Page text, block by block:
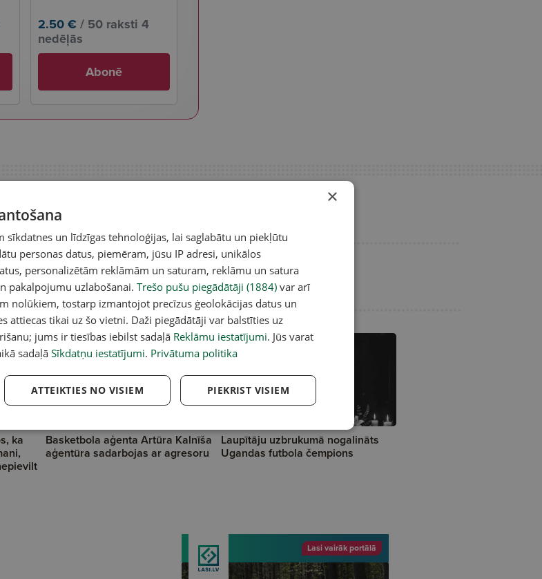
2.50 € / 50 raksti 4
nedēļās
Abonē
ka
Basketbola aģenta Artūra Kalnīša
aģentūra sadarbojas ar agresoru
Laupītāju uzbrukumā nogalināts
Ugandas futbola čempions
×
un līdzīgas tehnoloģijas, lai saglabātu un piekļūtu
personas datus, piemēram, jūsu IP adresi, unikālos
personalizētām reklāmām un saturam, reklāmu un satura
pakalpojumu uzlabošanai. Trešo pušu piegādātāji (1884) var arī
nolūkiem, tostarp izmantojot precīzus ģeolokācijas datus un
attiecas tikai uz šo vietni. Daži piegādātāji var balstīties uz
jums ir tiesības iebilst sadaļā Reklāmu iestatījumi. Jūs varat
sadaļā Sīkdatņu iestatījumi. Privātuma politika
PIEKRIST VISIEM
ATTEIKTIES NO VISIEM